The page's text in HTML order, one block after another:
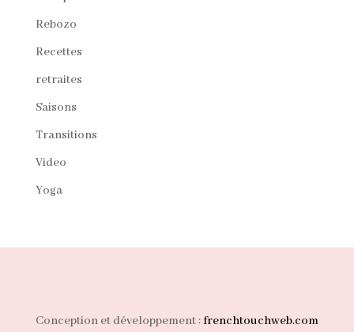
Rebozo
Recettes
retraites
Saisons
Transitions
Video
Yoga
Conception et développement : frenchtouchweb.com